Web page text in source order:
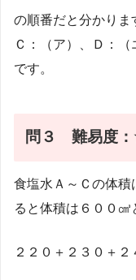
の順番だと分かりま
Ｃ：（ア）、Ｄ：
です。
問３ 難易
食塩水Ａ～Ｃの体積
ると体積は６００㎤
２２０＋２３０＋２